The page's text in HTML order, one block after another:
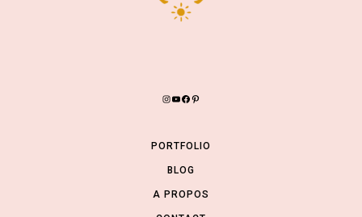
INSTAGRAM
YOUTUBE
FACEBOOK
PINTEREST
PORTFOLIO
BLOG
A PROPOS